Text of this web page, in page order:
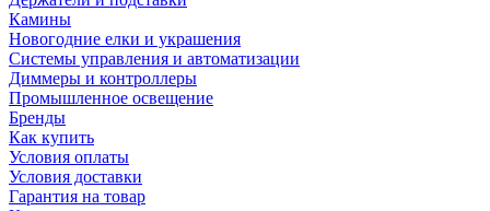
Камины
Новогодние елки и украшения
Системы управления и автоматизации
Диммеры и контроллеры
Промышленное освещение
Бренды
Как купить
Условия оплаты
Условия доставки
Гарантия на товар